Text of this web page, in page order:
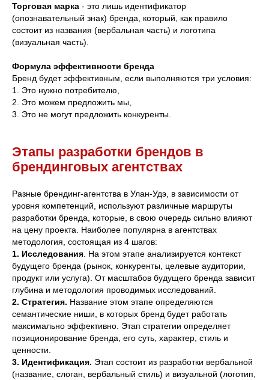
Торговая марка - это лишь идентификатор
(опознавательный знак) бренда, который, как правило
состоит из названия (вербальная часть) и логотипа
(визуальная часть).
Формула эффективности бренда
Бренд будет эффективным, если выполняются три условия:
1. Это нужно потребителю,
2. Это можем предложить мы,
3. Это не могут предложить конкуренты.
Этапы разработки брендов в
брендинговых агентствах
Разные брендинг-агентства в Улан-Удэ, в зависимости от
уровня компетенций, используют различные маршруты
разработки бренда, которые, в свою очередь сильно влияют
на цену проекта. Наиболее популярна в агентствах
методология, состоящая из 4 шагов:
1. Исследования . На этом этапе анализируется контекст
будущего бренда (рынок, конкуренты, целевые аудитории,
продукт или услуга). От масштабов будущего бренда зависит
глубина и методология проводимых исследований.
2. Стратегия. Название этом этапе определяются
семантические ниши, в которых бренд будет работать
максимально эффективно. Этап стратегии определяет
позиционирование бренда, его суть, характер, стиль и
ценности.
3. Идентификация. Этап состоит из разработки вербальной
(название, слоган, вербальный стиль) и визуальной (логотип,